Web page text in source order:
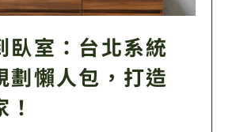
臥室：台北系統
劃懶人包，打造